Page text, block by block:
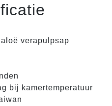
verapulpsap
bij kamertemperatuur